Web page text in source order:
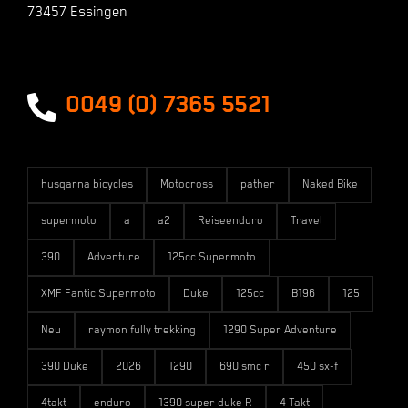
73457 Essingen
0049 (0) 7365 5521
husqarna bicycles Motocross pather Naked Bike
supermoto a a2 Reiseenduro Travel
390 Adventure 125cc Supermoto
XMF Fantic Supermoto Duke 125cc B196 125
Neu raymon fully trekking 1290 Super Adventure
390 Duke 2026 1290 690 smc r 450 sx-f
4takt enduro 1390 super duke R 4 Takt